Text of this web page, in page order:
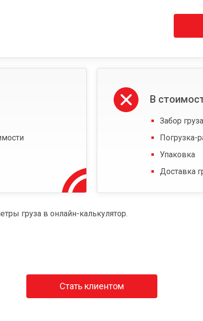
В
Забор
Погрузка-
Упаковка
Доставка
груза в онлайн-калькулятор.
Стать клиентом